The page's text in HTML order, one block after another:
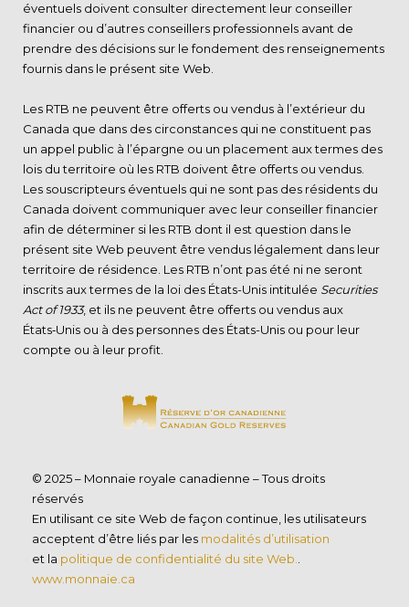
éventuels doivent consulter directement leur conseiller
financier ou d’autres conseillers professionnels avant de
prendre des décisions sur le fondement des renseignements
fournis dans le présent site Web.
Les RTB ne peuvent être offerts ou vendus à l’extérieur du
Canada que dans des circonstances qui ne constituent pas
un appel public à l’épargne ou un placement aux termes des
lois du territoire où les RTB doivent être offerts ou vendus.
Les souscripteurs éventuels qui ne sont pas des résidents du
Canada doivent communiquer avec leur conseiller financier
afin de déterminer si les RTB dont il est question dans le
présent site Web peuvent être vendus légalement dans leur
territoire de résidence. Les RTB n’ont pas été ni ne seront
inscrits aux termes de la loi des États-Unis intitulée Securities
Act of 1933, et ils ne peuvent être offerts ou vendus aux
États‑Unis ou à des personnes des États-Unis ou pour leur
compte ou à leur profit.
© 2025 – Monnaie royale canadienne – Tous droits
réservés
En utilisant ce site Web de façon continue, les utilisateurs
acceptent d’être liés par les modalités d’utilisation
et la politique de confidentialité du site Web.
www.monnaie.ca